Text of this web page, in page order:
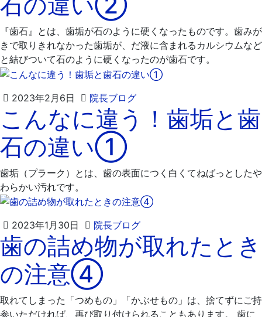
日
院
『歯石』とは、歯垢が石のように硬くなったものです。歯みが
きで取りきれなかった歯垢が、だ液に含まれるカルシウムなど
と結びついて石のように硬くなったのが歯石です。
2023年2月6日 院長ブログ2023
2
日
飯
歯
院
こんなに違う！歯垢と歯
石の違い①
歯垢（プラーク）とは、歯の表面につく白くてねばっとしたや
わらかい汚れです。
2023年1月30日 院長ブログ2023
年
2
日
飯
嶋
歯
院
歯の詰め物が取れたとき
の注意④
取れてしまった「つめもの」「かぶせもの」は、捨てずにご持
参いただければ、再び取り付けられることもあります。 歯に